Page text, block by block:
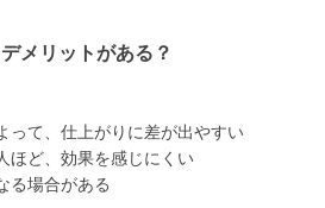
メリットがある？
って、仕上がりに差が出やすい
ほど、効果を感じにくい
る場合がある